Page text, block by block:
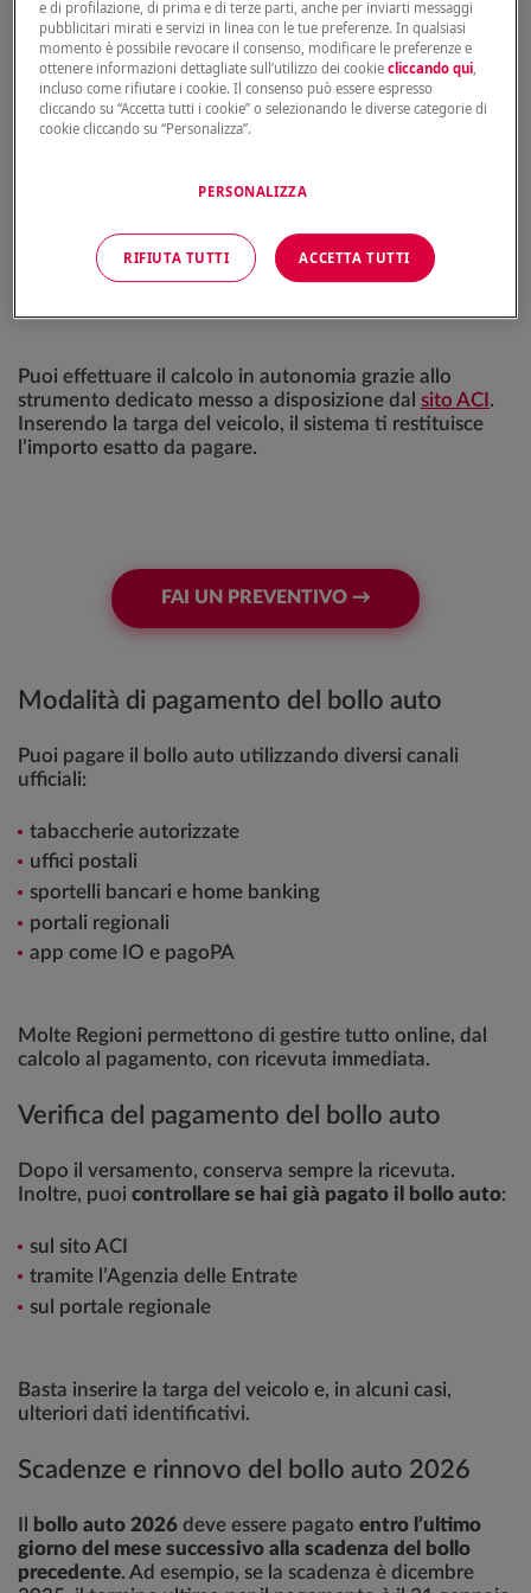
mancato pagamento, il veicolo può essere radiato dal
PRA.
Come si calcola il bollo auto
la potenza del veicolo, espressa in kW o CV
la classe ambientale (Euro 0, 1, 2, ecc.)
Puoi effettuare il calcolo in autonomia grazie allo
strumento dedicato messo a disposizione dal sito ACI .
Inserendo la targa del veicolo, il sistema ti restituisce
l’importo esatto da pagare.
FAI UN PREVENTIVO →
Modalità di pagamento del bollo auto
Puoi pagare il bollo auto utilizzando diversi canali
ufficiali:
tabaccherie autorizzate
uffici postali
sportelli bancari e home banking
portali regionali
app come IO e pagoPA
Molte Regioni permettono di gestire tutto online, dal
calcolo al pagamento, con ricevuta immediata.
Verifica del pagamento del bollo auto
Dopo il versamento, conserva sempre la ricevuta.
Inoltre, puoi controllare se hai già pagato il bollo auto:
sul sito ACI
tramite l’Agenzia delle Entrate
sul portale regionale
Basta inserire la targa del veicolo e, in alcuni casi,
ulteriori dati identificativi.
Scadenze e rinnovo del bollo auto 2026
bollo auto 2026 deve essere pagato entro l’ultimo
giorno del mese successivo alla scadenza del bollo
precedente. Ad esempio, se la scadenza è dicembre
e di profilazione, di prima e di terze parti, anche per inviarti messaggi
pubblicitari mirati e servizi in linea con le tue preferenze. In qualsiasi
momento è possibile revocare il consenso, modificare le preferenze e
ottenere informazioni dettagliate sull’utilizzo dei cookiecliccando qui
incluso come rifiutare i cookie. Il consenso può essere espresso
cliccando su “Accetta tutti i cookie” o selezionando le diverse categorie di
cookie cliccando su “Personalizza”.
PERSONALIZZA
RIFIUTA TUTTI ACCETTA TUTTI